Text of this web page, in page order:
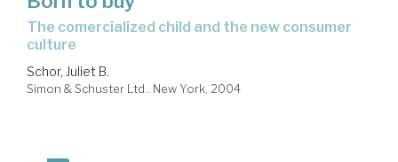
the comercialized child and the new consumer
culture
Schor, Juliet B.
Simon & Schuster Ltd.. New York, 2004